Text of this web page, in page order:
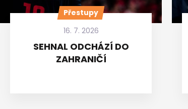
Přestupy
16. 7. 2026
SEHNAL ODCHÁZÍ DO
ZAHRANIČÍ